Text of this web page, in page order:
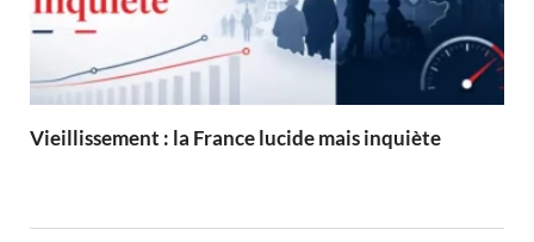
Vieillissement : la France lucide mais inquiète